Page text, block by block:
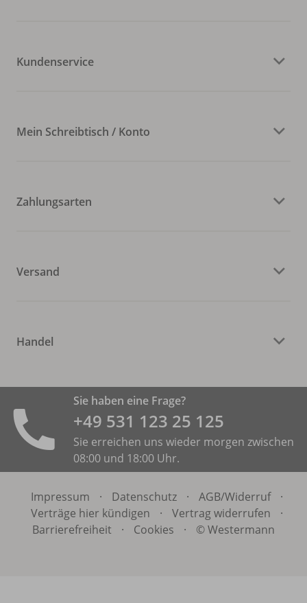
Kundenservice
Mein Schreibtisch / Konto
Zahlungsarten
Versand
Handel
Sie haben eine Frage?
+49 531 ­123 25 125
Sie erreichen uns wieder morgen zwischen
08:00 und 18:00 Uhr.
Impressum · Datenschutz · AGB/Widerruf
·
Verträge hier kündigen
· Vertrag widerrufen
·
Barrierefreiheit
· Cookies · © Westermann